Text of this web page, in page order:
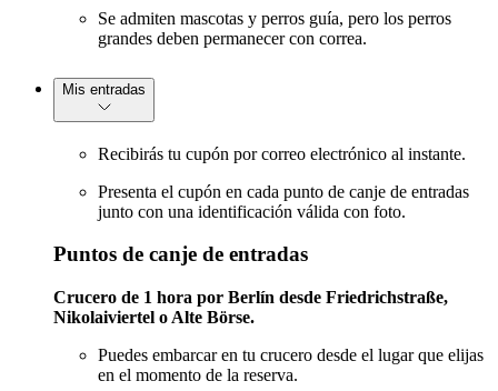
Se admiten mascotas y perros guía, pero los perros
grandes deben permanecer con correa.
Mis entradas
Recibirás tu cupón por correo electrónico al instante.
Presenta el cupón en cada punto de canje de entradas
junto con una identificación válida con foto.
Puntos de canje de entradas
Crucero de 1 hora por Berlín desde Friedrichstraße,
Nikolaiviertel o Alte Börse.
Puedes embarcar en tu crucero desde el lugar que elijas
en el momento de la reserva.